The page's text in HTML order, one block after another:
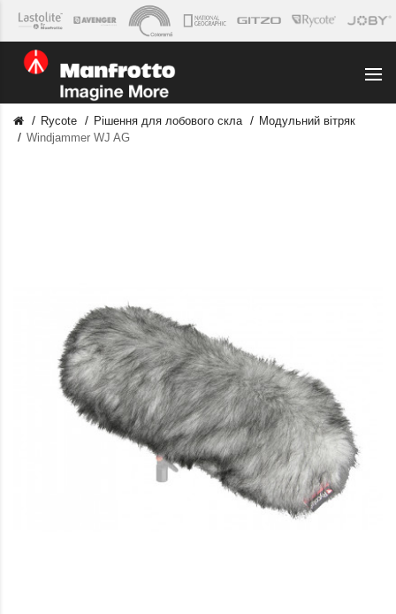
Rycote Рішення для лобового скла
Модульний вітряк
Windjammer WJ AG